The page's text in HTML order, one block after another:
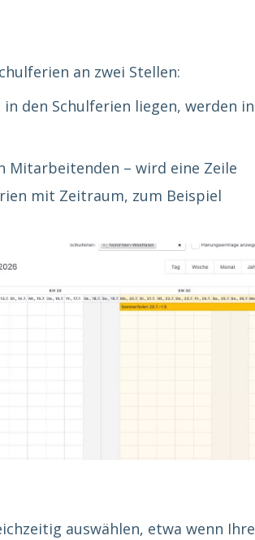
an zwei Stellen:
in den Schulferien liegen, werden in
Mitarbeitenden – wird eine Zeile
mit Zeitraum, zum Beispiel
auswählen, etwa wenn Ihre